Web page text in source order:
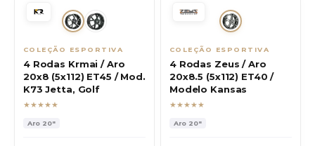
COLEÇÃO ESPORTIVA
4 Rodas Krmai / Aro
20x8 (5x112) ET45 / Mod.
K73 Jetta, Golf
★★★★★
Aro 20"
COLEÇÃO ESPORTIVA
4 Rodas Zeus / Aro
20x8.5 (5x112) ET40 /
Modelo Kansas
★★★★★
Aro 20"